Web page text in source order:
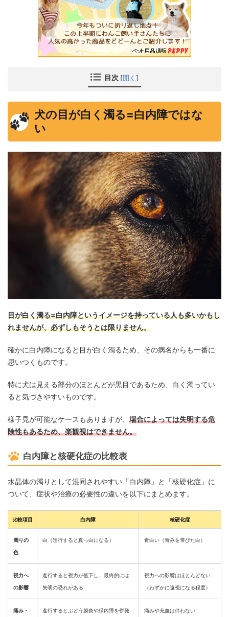
目次 [開く ]
犬の目が白く濁る=白内障ではな
い
目が白く濁る=白内障というイメージを持っている人も多いかもし
れませんが、必ずしもそうとは限りません。
確かに白内障になると目が白く濁るため、その病名からも一番に
思いつくものです。
特に犬は見える部分のほとんどが黒目であるため、白く濁ってい
ると気づきやすいものです。
様子見が可能なケースもありますが、 場合によっては失明する危
険性もあるため、楽観視はできません。
白内障と核硬化症の比較表
水晶体の濁りとして混同されやすい「白内障」と「核硬化症」に
ついて、症状や治療の必要性の違いを以下にまとめます。
比較項目 白内障 核硬化症
濁りの
色
白（進行すると真っ白になる） 青白い（青みを帯びた白）
視力へ
の影響
進行すると視力が低下し、最終的には
失明の恐れがある
視力への影響はほとんどない
（わずかに遠視になる程度）
痛み・
進行するとぶどう膜炎や緑内障を併発
痛みや充血は伴わない